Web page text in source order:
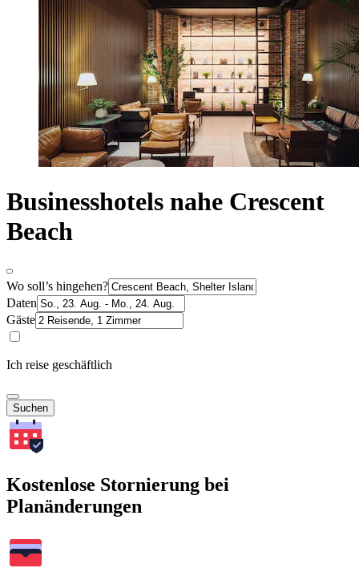
Businesshotels nahe Crescent
Beach
Wo soll’s hingehen?
Daten
Gäste
Ich reise geschäftlich
Suchen
Kostenlose Stornierung bei
Planänderungen